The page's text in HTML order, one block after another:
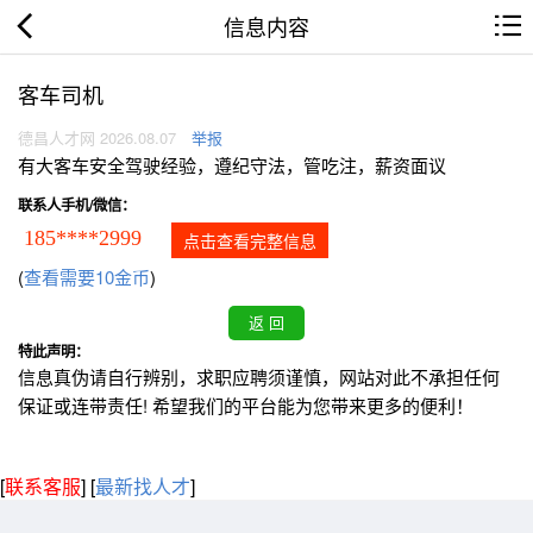
信息内容
客车司机
德昌人才网 2026.08.07 举报
有大客车安全驾驶经验，遵纪守法，管吃注，薪资面议
联系人手机/微信：
185****2999 点击查看完整信息
(查看需要10金币)
特此声明：
信息真伪请自行辨别，求职应聘须谨慎，网站对此不承担任何
保证或连带责任! 希望我们的平台能为您带来更多的便利！
[联系客服] [最新找人才]